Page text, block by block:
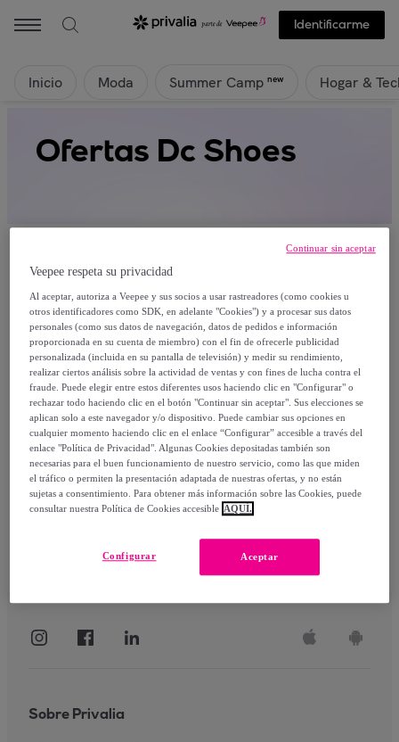
Identificarme
Inicio Moda Summer Camp new Hogar &
Ofertas Dc Shoes
Actualmente no hay productos disponibles.
Regístrate y accede a todos los productos visibles
para nuestros miembros.
Identificarme
Sobre Privalia
Veepee respeta su privacidad
Al aceptar, autoriza a Veepee y sus socios a usar rastreadores (como cookies u
otros identificadores como SDK, en adelante "Cookies") y a procesar sus datos
personales (como sus datos de navegación, datos de pedidos e información
proporcionada en su cuenta de miembro) con el fin de ofrecerle publicidad
personalizada (incluida en su pantalla de televisión) y medir su rendimiento,
realizar ciertos análisis sobre la actividad de ventas y con fines de lucha contra el
fraude. Puede elegir entre estos diferentes usos haciendo clic en "Configurar" o
rechazar todo haciendo clic en el botón "Continuar sin aceptar". Sus elecciones se
aplican solo a este navegador y/o dispositivo. Puede cambiar sus opciones en
cualquier momento haciendo clic en el enlace “Configurar” accesible a través del
enlace "Política de Privacidad". Algunas Cookies depositadas también son
necesarias para el buen funcionamiento de nuestro servicio, como las que miden
el tráfico o permiten la presentación adaptada de nuestras ofertas, y no están
sujetas a consentimiento. Para obtener más información sobre las Cookies, puede
consultar nuestra Política de Cookies accesible AQUÍ.
Aceptar
Configurar
Continuar sin aceptar